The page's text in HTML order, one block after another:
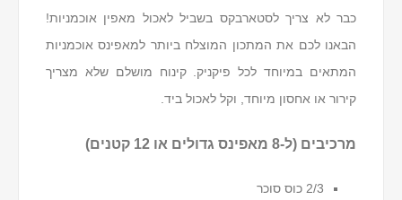
כבר לא צריך לסטארבקס בשביל לאכול מאפין אוכמניות!
הבאנו לכם את המתכון המוצלח ביותר למאפינס אוכמניות
המתאים במיוחד לכל פיקניק. קינוח מושלם שלא מצריך
קירור או אחסון מיוחד, וקל לאכול ביד.
מרכיבים (ל-8 מאפינס גדולים או 12 קטנים)
2/3 כוס סוכר